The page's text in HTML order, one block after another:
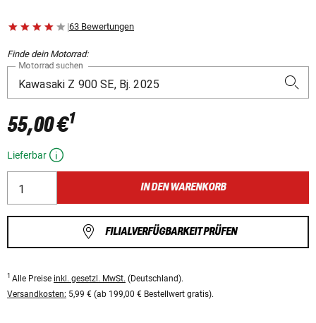
|63 Bewertungen
Finde dein Motorrad:
Motorrad suchen
55,00 €1
Lieferbar
IN DEN WARENKORB
FILIALVERFÜGBARKEIT PRÜFEN
1 Alle Preise inkl. gesetzl. MwSt. (Deutschland).
Versandkosten: 5,99 € (ab 199,00 € Bestellwert gratis).